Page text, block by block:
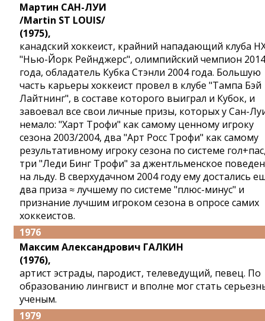
Мартин САН-ЛУИ
/Martin ST LOUIS/
(1975),
канадский хоккеист, крайний нападающий клуба
"Нью-Йорк Рейнджерс", олимпийский чемпион 2014
года, обладатель Кубка Стэнли 2004 года. Большую
часть карьеры хоккеист провел в клубе "Тампа Бэй
Лайтнинг", в составе которого выиграл и Кубок, и
завоевал все свои личные призы, которых у Сан-
немало: "Харт Трофи" как самому ценному игроку
сезона 2003/2004, два "Арт Росс Трофи" как самому
результативному игроку сезона по системе
три "Леди Бинг Трофи" за джентльменское
на льду. В сверхудачном 2004 году ему достались
два приза ≈ лучшему по системе "плюс-минус" и
признание лучшим игроком сезона в опросе самих
хоккеистов.
1976
Максим Александрович ГАЛКИН
(1976),
артист эстрады, пародист, телеведущий, певец. По
образованию лингвист и вполне мог стать
ученым.
1979